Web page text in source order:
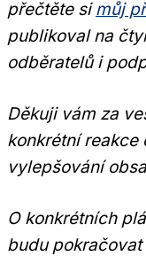
přečtěte simůj
publikoval na
odběratelů i
Děkuji vám za
konkrétní reakce
vylepšování
O konkrétních
budu